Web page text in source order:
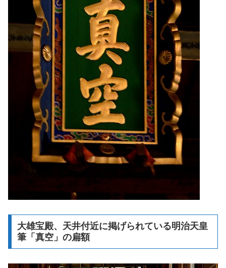
大雄宝殿、天井付近に掲げられている明治天皇
筆「真空」の扁額